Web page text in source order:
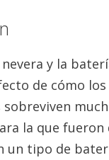
y la
de cómo los
la que fueron
un tipo de